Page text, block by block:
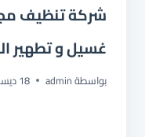
غسيل و تطهير
بواسطةadmin 18 ديسمبر، 2024